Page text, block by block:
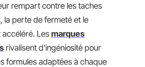
rempart contre les taches
la perte de fermeté et le
accéléré. Les marques
rivalisent d’ingéniosité pour
formules adaptées à chaque